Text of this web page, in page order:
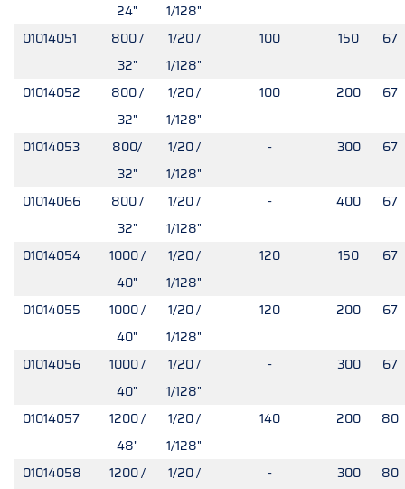
24"
1/128"
01014051
800 /
32"
1/20 /
1/128"
100 150 67
01014052
800 /
32"
1/20 /
1/128"
100 200 67
01014053
800/
32"
1/20 /
1/128"
- 300 67
01014066
800 /
32"
1/20 /
1/128"
- 400 67
01014054
1000 /
40"
1/20 /
1/128"
120 150 67
01014055
1000 /
40"
1/20 /
1/128"
120 200 67
01014056
1000 /
40"
1/20 /
1/128"
- 300 67
01014057
1200 /
48"
1/20 /
1/128"
140 200 80
01014058
1200 /
1/20 /
- 300 80